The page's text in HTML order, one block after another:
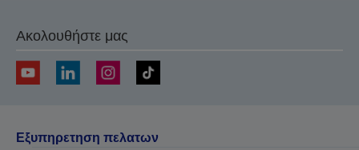
Ακολουθήστε μας
Εξυπηρετηση πελατων